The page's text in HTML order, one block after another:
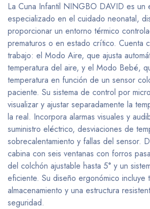
La Cuna Infantil NINGBO DAVID es un
especializado en el cuidado neonatal,
proporcionar un entorno térmico
prematuros o en estado crítico. Cuenta
trabajo: el Modo Aire, que ajusta
temperatura del aire, y el Modo Bebé,
temperatura en función de un sensor
paciente. Su sistema de control por
visualizar y ajustar separadamente la
la real. Incorpora alarmas visuales y
suministro eléctrico, desviaciones de
sobrecalentamiento y fallas del sensor.
cabina con seis ventanas con forros
del colchón ajustable hasta 5° y un
eficiente. Su diseño ergonómico incluye
almacenamiento y una estructura
seguridad.